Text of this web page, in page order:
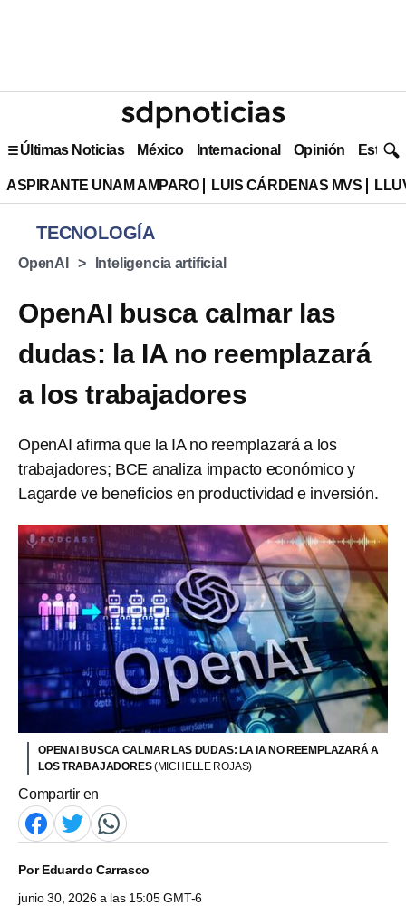
Últimas Noticias México Internacional Opinión Estilo
ASPIRANTE UNAM AMPARO LUIS CÁRDENAS MVS
TECNOLOGÍA
OpenAI Inteligencia artificial
OpenAI busca calmar las
dudas: la IA no reemplazará
a los trabajadores
OpenAI afirma que la IA no reemplazará a los
trabajadores; BCE analiza impacto económico y
Lagarde ve beneficios en productividad e inversión.
OPENAI BUSCA CALMAR LAS DUDAS: LA IA NO REEMPLAZARÁ A
LOS TRABAJADORES(MICHELLE ROJAS)
Compartir en
PorEduardo Carrasco
junio 30, 2026 a las 15:05 GMT-6